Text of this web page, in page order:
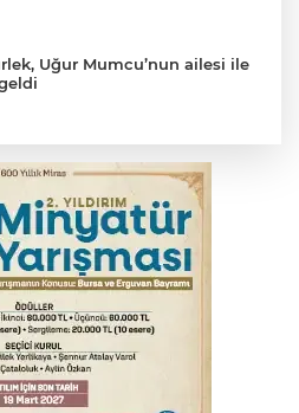
Uğur Mumcu’nun ailesi ile
mı?
Genel Başkanı Özel'den
yorumu
döviz fiyatları